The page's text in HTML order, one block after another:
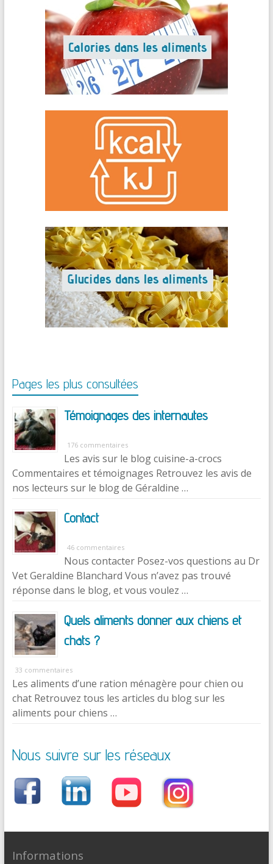
Pages les plus consultées
Témoignages des internautes
176 commentaires
Les avis sur le blog cuisine-a-crocs
Commentaires et témoignages Retrouvez les avis de
nos lecteurs sur le blog de Géraldine …
Contact
46 commentaires
Nous contacter Posez-vos questions au Dr
Vet Geraldine Blanchard Vous n’avez pas trouvé
réponse dans le blog, et vous voulez …
Quels aliments donner aux chiens et
chats ?
33 commentaires
Les aliments d’une ration ménagère pour chien ou
chat Retrouvez tous les articles du blog sur les
aliments pour chiens …
Nous suivre sur les réseaux
Informations